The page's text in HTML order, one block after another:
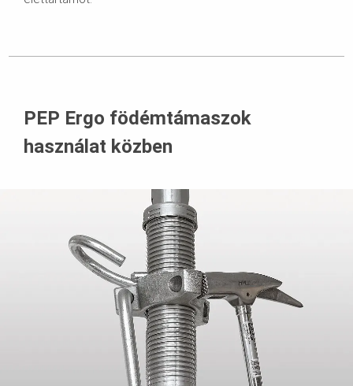
PEP Ergo födémtámaszok
használat közben